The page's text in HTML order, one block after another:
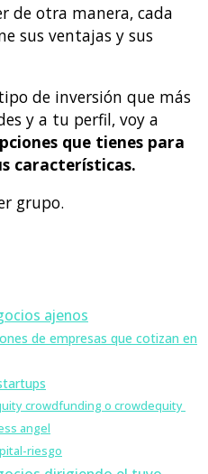
de otra manera, cada
sus ventajas y sus
de inversión que más
y a tu perfil, voy a
que tienes para
características.
grupo.
ajenos
de empresas que cotizan en
crowdfunding o crowdequity
angel
riesgo